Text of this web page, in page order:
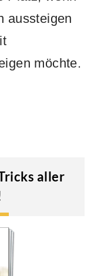
aussteigen
möchte.